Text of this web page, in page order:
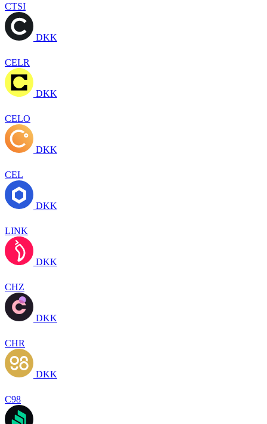
CTSI
DKK
CELR
DKK
CELO
DKK
CEL
DKK
LINK
DKK
CHZ
DKK
CHR
DKK
C98